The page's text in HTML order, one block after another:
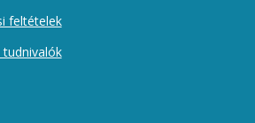
feltételek
tudnivalók